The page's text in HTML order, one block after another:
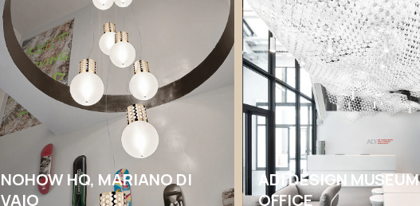
NOHOW HQ, MARIANO DI
VAIO
ADI DESIGN MUSEUM
OFFICE